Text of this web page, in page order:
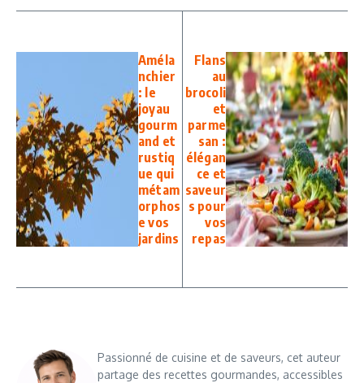
Améla
nchier
: le
joyau
gourm
and et
rustiq
ue qui
métam
orphos
e vos
jardins
Flans
au
brocoli
et
parme
san :
élégan
ce et
saveur
s pour
vos
repas
Passionné de cuisine et de saveurs, cet auteur
partage des recettes gourmandes, accessibles